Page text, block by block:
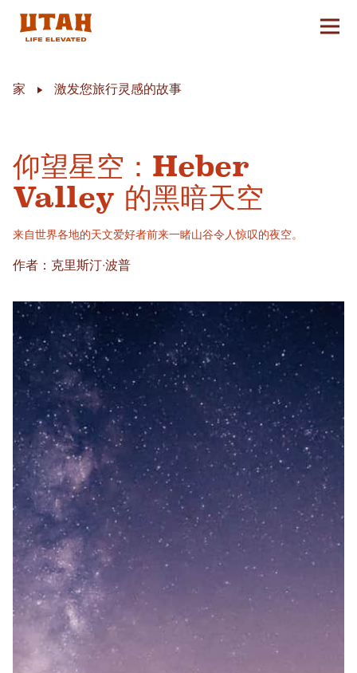
切换
家 激发您旅行灵感的故事
仰望星空：Heber
Valley 的黑暗天空
来自世界各地的天文爱好者前来一睹山谷令人惊叹的夜空。
作者：克里斯汀·波普